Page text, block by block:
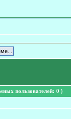
пользователей: 0 )